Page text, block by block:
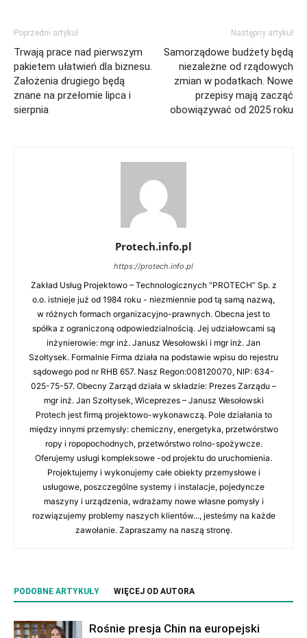
Poprzedni artykuł
Trwają prace nad pierwszym
pakietem ułatwień dla biznesu.
Założenia drugiego będą
znane na przełomie lipca i
sierpnia
Następny artykuł
Samorządowe budżety będą
niezależne od rządowych
zmian w podatkach. Nowe
przepisy mają zacząć
obowiązywać od 2025 roku
Protech.info.pl
https://protech.info.pl
Zakład Usług Projektowo – Technologicznych “PROTECH” Sp. z
o.o. istnieje już od 1984 roku - niezmiennie pod tą samą nazwą,
w różnych formach organizacyjno-prawnych. Obecna jest to
spółka z ograniczoną odpowiedzialnością. Jej udziałowcami są
inżynierowie: mgr inż. Janusz Wesołowski i mgr inż. Jan
Szołtysek. Formalnie Firma działa na podstawie wpisu do rejestru
sądowego pod nr RHB 657. Nasz Regon:008120070, NIP: 634-
025-75-57. Obecny Zarząd działa w składzie: Prezes Zarządu –
mgr inż. Jan Szołtysek, Wiceprezes – Janusz Wesołowski
Protech jest firmą projektowo-wykonawczą. Pole działania to
między innymi przemysły: chemiczny, energetyka, przetwórstwo
ropy i ropopochodnych, przetwórstwo rolno-spożywcze.
Oferujemy usługi kompleksowe -od projektu do uruchomienia.
Projektujemy i wykonujemy całe obiekty przemysłowe i
usługowe, poszczególne systemy i instalacje, pojedyncze
maszyny i urządzenia, wdrażamy nowe własne pomysły i
rozwiązujemy problemy naszych klientów..., jesteśmy na każde
zawołanie. Zapraszamy na naszą stronę.
PODOBNE ARTYKUŁY WIĘCEJ OD AUTORA
Rośnie presja Chin na europejski